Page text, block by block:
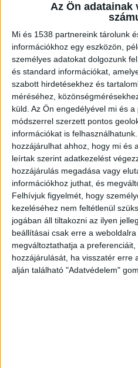
Az Ön adatainak
Mi és 1538 partnereink tárolunk
információkhoz egy eszközön,
személyes adatokat dolgozunk
és standard információkat,
szabott hirdetésekhez és
méréséhez,
küld. Az Ön engedélyével mi és
módszerrel szerzett pontos
információkat is
hozzájárulhat ahhoz, hogy mi és
leírtak szerint adatkezelést
hozzájárulás megadása vagy
információkhoz juthat, és
Felhívjuk figyelmét, hogy
kezeléséhez nem feltétlenül
jogában áll tiltakozni az ilyen
beállításai csak erre a
megváltoztathatja a
hozzájárulását, ha visszatér erre
alján található "Adatvédelem"
Felmászott egy 15
lámpaoszlopra
Tatabányán, hogy
életének. A
Vármegyei Rendőr-
tájékoztatása szerint
perckor érkezett
Mozdony utcai
egy nő a
öngyilkossági céllal.
Felmászott hozzá a
A rendőrök felszólították
ő ennek ellenére is